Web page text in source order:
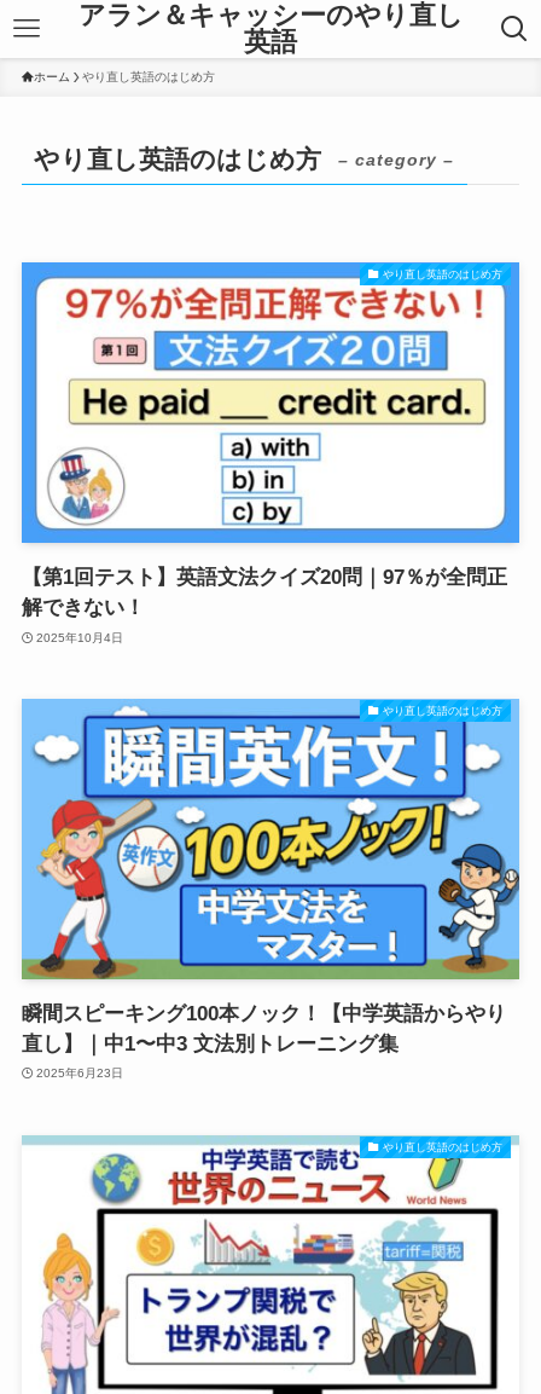
アラン＆キャッシーのやり直し
英語
ホーム やり直し英語のはじめ方
やり直し英語のはじめ方 – category –
やり直し英語のはじめ方
【第1回テスト】英語文法クイズ20問｜97％が全問正
解できない！
2025年10月4日
やり直し英語のはじめ方
瞬間スピーキング100本ノック！【中学英語からやり
直し】｜中1〜中3 文法別トレーニング集
2025年6月23日
やり直し英語のはじめ方